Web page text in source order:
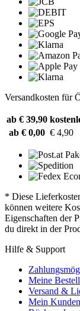
Versandkosten für
ab € 39,90
ab € 0,00 € 4,90
* Diese
können weitere
Eigenschaften der
du direkt in der
Hilfe & Support
Meine
Versand &
Mein